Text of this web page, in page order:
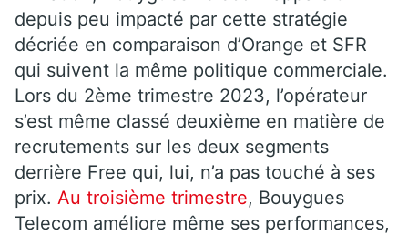
depuis peu impacté par cette stratégie
décriée en comparaison d’Orange et SFR
qui suivent la même politique commerciale.
Lors du 2ème trimestre 2023, l’opérateur
s’est même classé deuxième en matière de
recrutements sur les deux segments
derrière Free qui, lui, n’a pas touché à ses
prix. Au troisième trimestre, Bouygues
Telecom améliore même ses performances,